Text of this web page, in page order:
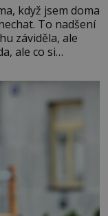
když jsem doma
To nadšení
záviděla, ale
ale co si
když